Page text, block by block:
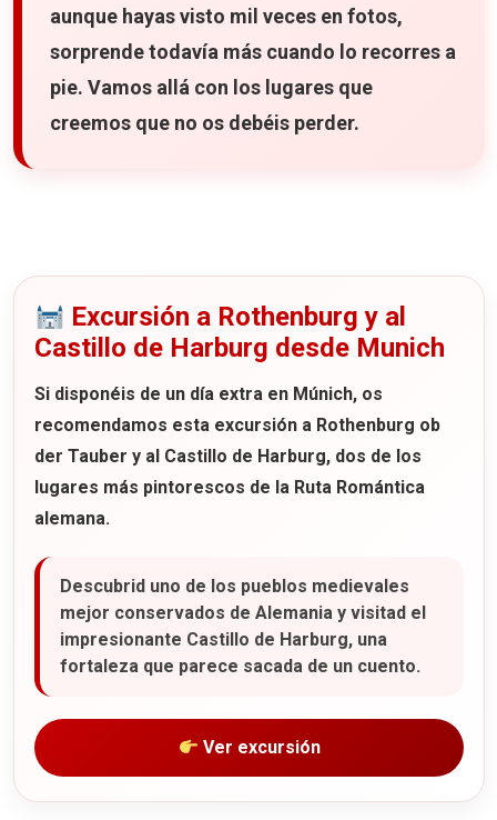
aunque hayas visto mil veces en fotos,
sorprende todavía más cuando lo recorres a
pie. Vamos allá con los lugares que
creemos que no os debéis perder.
Excursión a Rothenburg y al
Castillo de Harburg desde Munich
Si disponéis de un día extra en Múnich, os
recomendamos esta excursión a Rothenburg ob
der Tauber y al Castillo de Harburg, dos de los
lugares más pintorescos de la Ruta Romántica
alemana.
Descubrid uno de los pueblos medievales
mejor conservados de Alemania y visitad el
impresionante Castillo de Harburg, una
fortaleza que parece sacada de un cuento.
Ver excursión